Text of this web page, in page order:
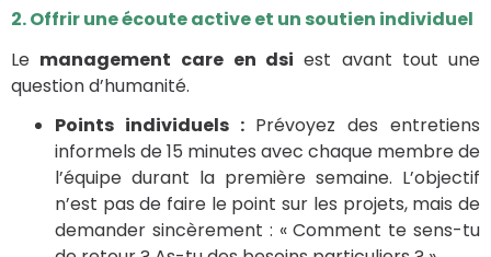
2. Offrir une écoute active et un soutien individuel
Le management care en dsi est avant tout une
question d’humanité.
Points individuels :Prévoyez des entretiens
informels de 15 minutes avec chaque membre de
l’équipe durant la première semaine. L’objectif
n’est pas de faire le point sur les projets, mais de
demander sincèrement : « Comment te sens-tu